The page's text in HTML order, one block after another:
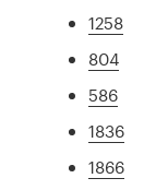
1258
804
586
1836
1866